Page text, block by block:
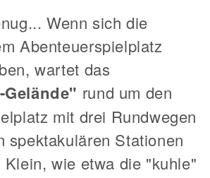
Wenn sich die
Abenteuerspielplatz
wartet das
rund um den
mit drei Rundwegen
spektakulären Stationen
wie etwa die "kuhle"